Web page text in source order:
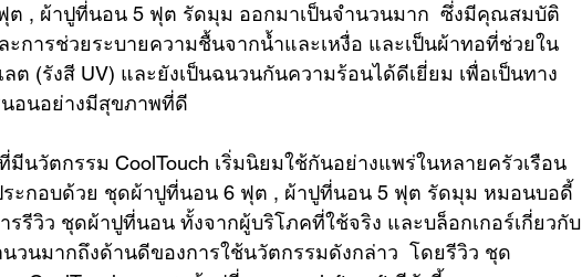
ต , ผ้าปูที่นอน 5 ฟุต รัดมุม ออกมาเป็นจำนวนมาก  ซึ่งมีคุณสมบัติ
การช่วยระบายความชื้นจากน้ำและเหงื่อ และเป็นผ้าทอที่ช่วยใน
ต (รังสี UV) และยังเป็นฉนวนกันความร้อนได้ดีเยี่ยม เพื่อเป็นทาง
อนอย่างมีสุขภาพที่ดี
มีนวัตกรรม CoolTouch เริ่มนิยมใช้กันอย่างแพร่ในหลายครัวเรือน
ะกอบด้วย ชุดผ้าปูที่นอน 6 ฟุต , ผ้าปูที่นอน 5 ฟุต รัดมุม หมอนบอดี้
รรีวิว ชุดผ้าปูที่นอน ทั้งจากผู้บริโภคที่ใช้จริง และบล็อกเกอร์เกี่ยวกับ
นมากถึงด้านดีของการใช้นวัตกรรมดังกล่าว  โดยรีวิว ชุด